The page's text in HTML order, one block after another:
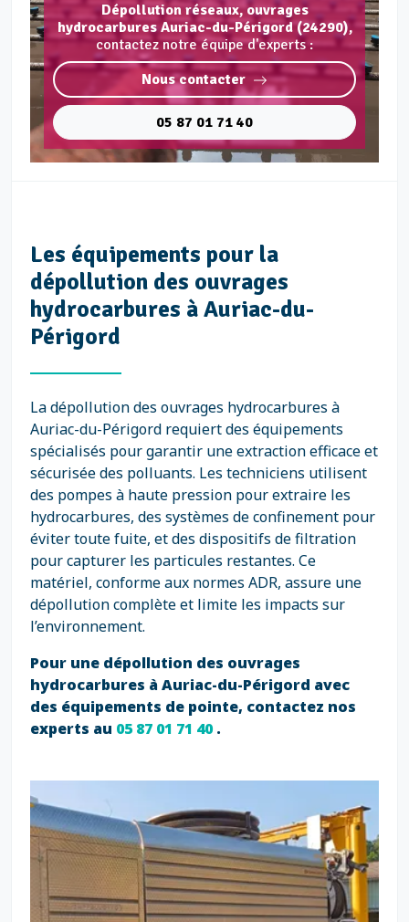
Dépollution réseaux, ouvrages
hydrocarbures Auriac-du-Périgord (24290),
contactez notre équipe d'experts :
Nous contacter
05 87 01 71 40
Les équipements pour la
dépollution des ouvrages
hydrocarbures à Auriac-du-
Périgord
La dépollution des ouvrages hydrocarbures à
Auriac-du-Périgord requiert des équipements
spécialisés pour garantir une extraction efficace et
sécurisée des polluants. Les techniciens utilisent
des pompes à haute pression pour extraire les
hydrocarbures, des systèmes de confinement pour
éviter toute fuite, et des dispositifs de filtration
pour capturer les particules restantes. Ce
matériel, conforme aux normes ADR, assure une
dépollution complète et limite les impacts sur
l’environnement.
Pour une dépollution des ouvrages
hydrocarbures à Auriac-du-Périgord avec
des équipements de pointe, contactez nos
experts au 05 87 01 71 40.